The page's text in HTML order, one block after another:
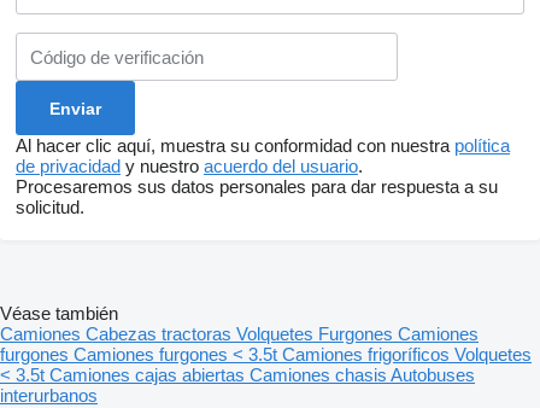
Al hacer clic aquí, muestra su conformidad con nuestra política
de privacidad y nuestro acuerdo del usuario.
Procesaremos sus datos personales para dar respuesta a su
solicitud.
Véase también
Camiones Cabezas tractoras Volquetes Furgones Camiones
furgones Camiones furgones < 3.5t Camiones frigoríficos Volquetes
< 3.5t Camiones cajas abiertas Camiones chasis Autobuses
interurbanos